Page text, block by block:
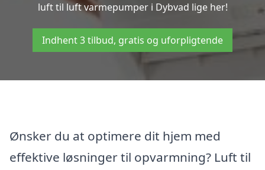
luft til luft varmepumper i Dybvad lige her!
Indhent 3 tilbud, gratis og uforpligtende
Ønsker du at optimere dit hjem med
effektive løsninger til opvarmning? Luft til